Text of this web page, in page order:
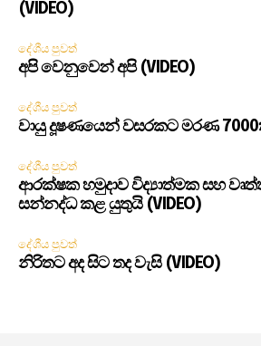
(VIDEO)
දේශීය පුවත්
අපි වෙනුවෙන් අපි (VIDEO)
දේශීය පුවත්
වායු දූෂණයෙන් වසරකට මරණ
දේශීය පුවත්
ආරක්ෂක හමුදාව විද්‍යාත්මක සහ
සන්නද්ධ කළ යුතුයි (VIDEO)
දේශීය පුවත්
නිරිතට අද සිට තද වැසි (VIDEO)